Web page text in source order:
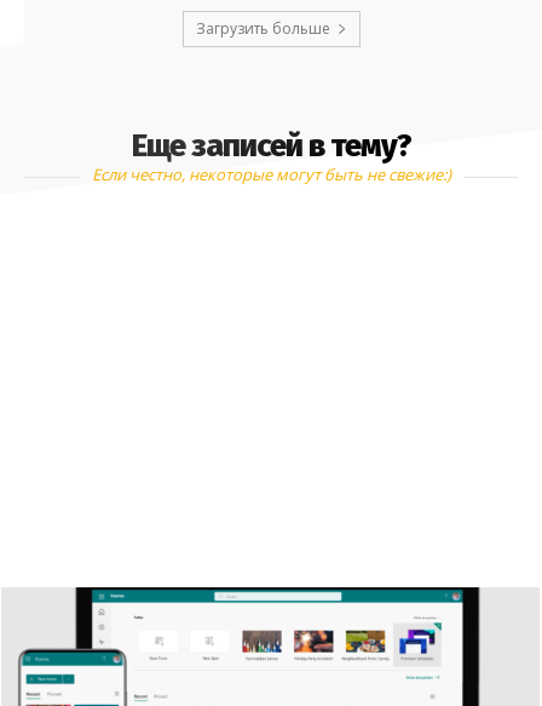
Загрузить больше
Еще записей в тему?
Если честно, некоторые могут быть не свежие:)